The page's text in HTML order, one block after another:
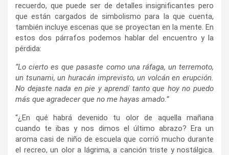
recuerdo, que puede ser de detalles insignificantes pero
que están cargados de simbolismo para la que cuenta,
también incluye escenas que se proyectan en la mente. En
estos dos párrafos podemos hablar del encuentro y la
pérdida:
“Lo cierto es que pasaste como una ráfaga, un terremoto,
un tsunami, un huracán imprevisto, un volcán en erupción.
No dejaste nada en pie y aprendí tanto que hoy no puedo
más que agradecer que no me hayas amado.”
“¿En qué habrá devenido tu olor de aquella mañana
cuando te ibas y nos dimos el último abrazo? Era un
aroma casi de niño de escuela que corrió mucho durante
el recreo, un olor a lágrima, a canción triste y nostálgica.